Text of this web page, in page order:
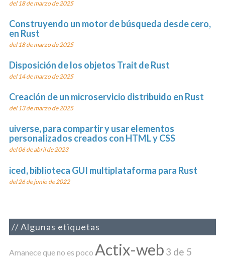
del 18 de marzo de 2025
Construyendo un motor de búsqueda desde cero,
en Rust
del 18 de marzo de 2025
Disposición de los objetos Trait de Rust
del 14 de marzo de 2025
Creación de un microservicio distribuido en Rust
del 13 de marzo de 2025
uiverse, para compartir y usar elementos
personalizados creados con HTML y CSS
del 06 de abril de 2023
iced, biblioteca GUI multiplataforma para Rust
del 26 de junio de 2022
Algunas etiquetas
Amanece que no es poco Actix-web 3 de 5